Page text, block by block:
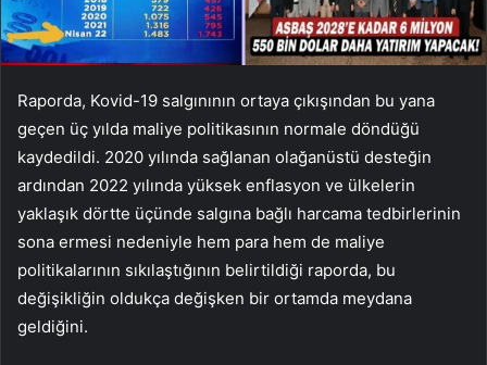
Raporda, Kovid-19 salgınının ortaya çıkışından bu yana
geçen üç yılda maliye politikasının normale döndüğü
kaydedildi. 2020 yılında sağlanan olağanüstü desteğin
ardından 2022 yılında yüksek enflasyon ve ülkelerin
yaklaşık dörtte üçünde salgına bağlı harcama tedbirlerinin
sona ermesi nedeniyle hem para hem de maliye
politikalarının sıkılaştığının belirtildiği raporda, bu
değişikliğin oldukça değişken bir ortamda meydana
geldiğini.